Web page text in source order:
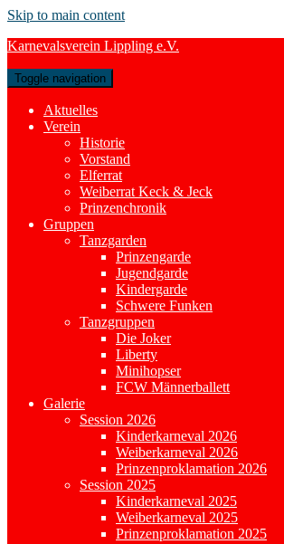
Skip to main content
Karnevalsverein Lippling e.V.
Toggle navigation
Aktuelles
Verein
Historie
Vorstand
Elferrat
Weiberrat Keck & Jeck
Prinzenchronik
Gruppen
Tanzgarden
Prinzengarde
Jugendgarde
Kindergarde
Schwere Funken
Tanzgruppen
Die Joker
Liberty
Minihopser
FCW Männerballett
Galerie
Session 2026
Kinderkarneval 2026
Weiberkarneval 2026
Prinzenproklamation 2026
Session 2025
Kinderkarneval 2025
Weiberkarneval 2025
Prinzenproklamation 2025